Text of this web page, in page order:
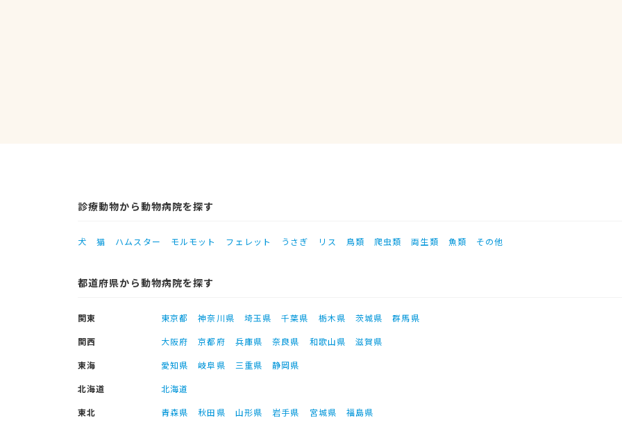
診療動物から動物病院を探す
犬 猫 ハムスター モルモット フェレット うさぎ リス 鳥類 爬虫類 両生類 魚類 その他
都道府県から動物病院を探す
関東 東京都 神奈川県 埼玉県 千葉県 栃木県 茨城県
群馬県
関西
大阪府 京都府 兵庫県 奈良県 和歌山県
滋賀県
東海
愛知県 岐阜県 三重県
静岡県
北海道
北海道
東北
青森県 秋田県 山形県 岩手県 宮城県
福島県